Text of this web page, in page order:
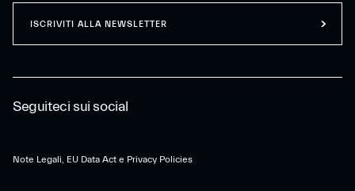
Seguiteci sui social
Note Legali, EU Data Act e Privacy Policies
ISCRIVITI ALLA NEWSLETTER